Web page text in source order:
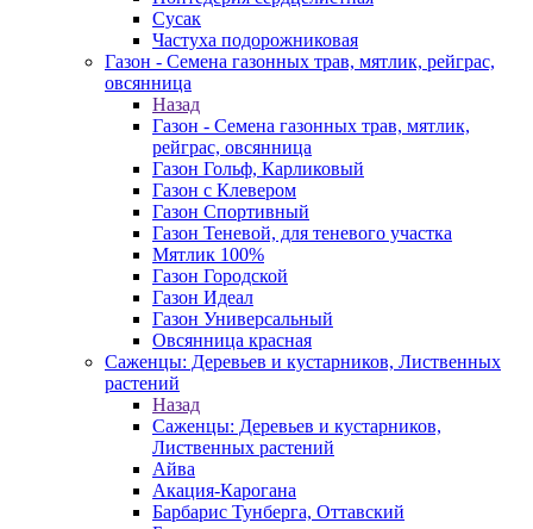
Сусак
Частуха подорожниковая
Газон - Семена газонных трав, мятлик, рейграс,
овсянница
Назад
Газон - Семена газонных трав, мятлик,
рейграс, овсянница
Газон Гольф, Карликовый
Газон с Клевером
Газон Спортивный
Газон Теневой, для теневого участка
Мятлик 100%
Газон Городской
Газон Идеал
Газон Универсальный
Овсянница красная
Саженцы: Деревьев и кустарников, Лиственных
растений
Назад
Саженцы: Деревьев и кустарников,
Лиственных растений
Айва
Акация-Карогана
Барбарис Тунберга, Оттавский